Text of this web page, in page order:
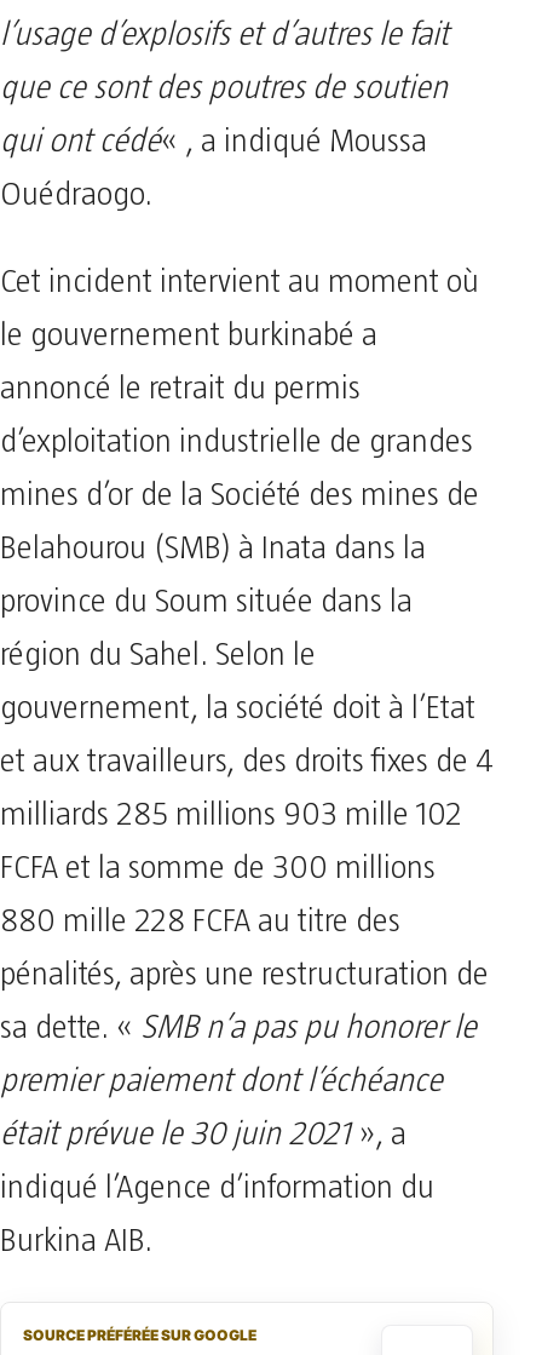
l’usage d’explosifs et d’autres le fait
que ce sont des poutres de soutien
qui ont cédé« , a indiqué Moussa
Ouédraogo.
Cet incident intervient au moment où
le gouvernement burkinabé a
annoncé le retrait du permis
d’exploitation industrielle de grandes
mines d’or de la Société des mines de
Belahourou (SMB) à Inata dans la
province du Soum située dans la
région du Sahel. Selon le
gouvernement, la société doit à l’Etat
et aux travailleurs, des droits fixes de 4
milliards 285 millions 903 mille 102
FCFA et la somme de 300 millions
880 mille 228 FCFA au titre des
pénalités, après une restructuration de
sa dette. « SMB n’a pas pu honorer le
premier paiement dont l’échéance
était prévue le 30 juin 2021», a
indiqué l’Agence d’information du
Burkina AIB.
SOURCE PRÉFÉRÉE SUR GOOGLE